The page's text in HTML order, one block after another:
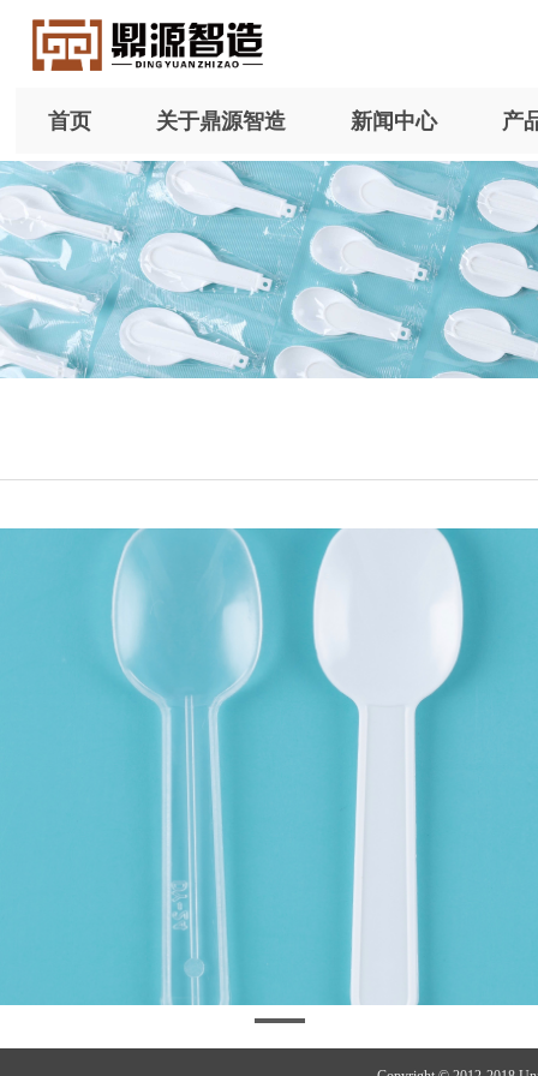
首页 关于鼎源智造 新闻中心 产